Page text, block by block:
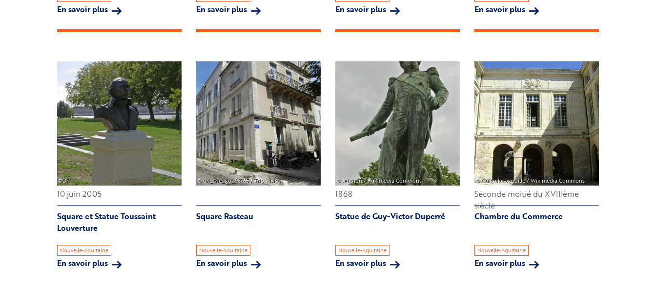
En savoir plus sur
du
En savoir plus sur
d'Aquitaine
En savoir plus sur
de
En savoir plus sur
Toussaint
Rochelle
©DR
10 juin 2005
Square et Statue Toussaint
Louverture
Nouvelle-Aquitaine
En savoir plus sur
© on_the_go_98765 / TripAdvisor
Square Rasteau
Nouvelle-Aquitaine
En savoir plus sur
© Jebulon / Wikimedia Commons
1868
Statue de Guy-Victor Duperré
Nouvelle-Aquitaine
En savoir plus sur
Image
© Guiguilacagouille / Wikimedia Commons
Seconde moitié du XVIIIème
siècle
Chambre du Commerce
Nouvelle-Aquitaine
En savoir plus sur